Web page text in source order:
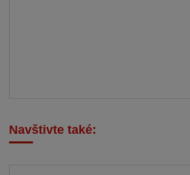
Navštivte také: